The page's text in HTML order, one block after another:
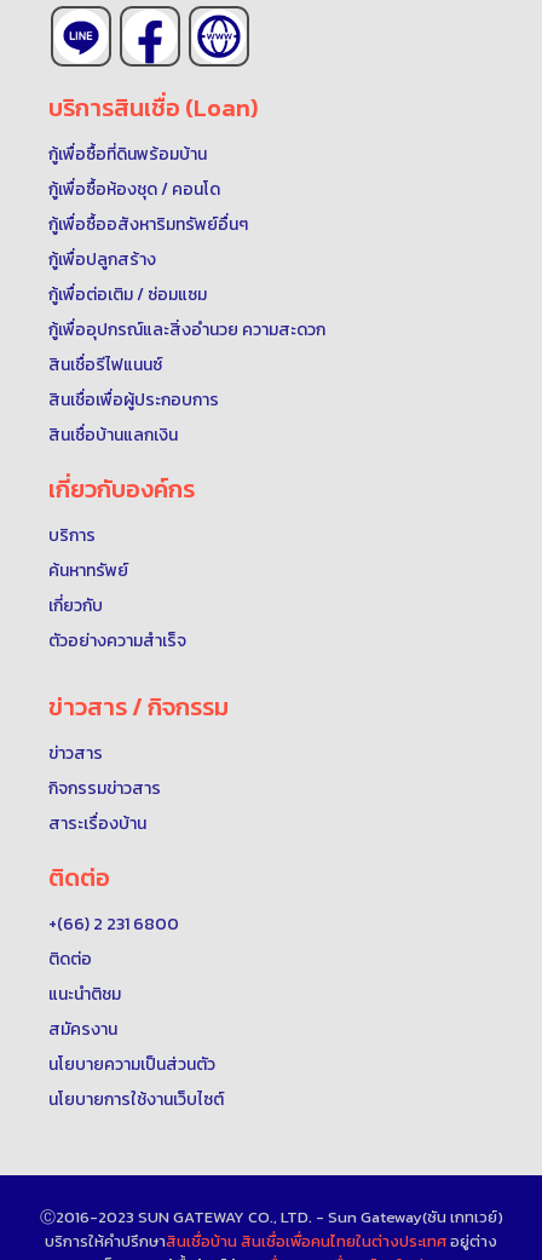
บริการสินเชื่อ (Loan)
กู้เพื่อซื้อที่ดินพร้อมบ้าน
กู้เพื่อซื้อห้องชุด / คอนโด
กู้เพื่อซื้ออสังหาริมทรัพย์อื่นๆ
กู้เพื่อปลูกสร้าง
กู้เพื่อต่อเติม / ซ่อมแซม
กู้เพื่ออุปกรณ์และสิ่งอำนวย ความสะดวก
สินเชื่อรีไฟแนนซ์
สินเชื่อเพื่อผู้ประกอบการ
สินเชื่อบ้านแลกเงิน
เกี่ยวกับองค์กร
บริการ
ค้นหาทรัพย์
เกี่ยวกับ
ตัวอย่างความสำเร็จ
ข่าวสาร / กิจกรรม
ข่าวสาร
กิจกรรมข่าวสาร
สาระเรื่องบ้าน
ติดต่อ
+(66) 2 231 6800
ติดต่อ
แนะนำติชม
สมัครงาน
นโยบายความเป็นส่วนตัว
นโยบายการใช้งานเว็บไซต์
Ⓒ2016-2023 SUN GATEWAY CO., LTD. - Sun Gateway(ซัน เกทเวย์)
บริการให้คำปรึกษาสินเชื่อบ้านสินเชื่อเพื่อคนไทยในต่างประเทศอยู่ต่าง